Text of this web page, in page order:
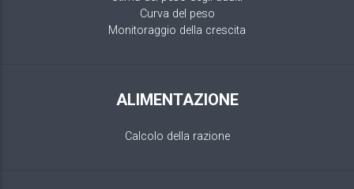
Curva del peso
Monitoraggio della crescita
ALIMENTAZIONE
Calcolo della razione